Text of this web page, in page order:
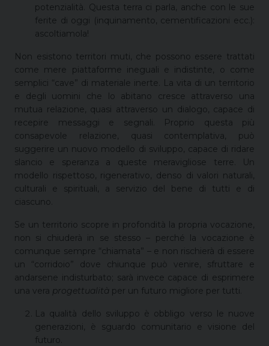
potenzialità. Questa terra ci parla, anche con le sue
ferite di oggi (inquinamento, cementificazioni ecc.):
ascoltiamola!
Non esistono territori muti, che possono essere trattati
come mere piattaforme ineguali e indistinte, o come
semplici “cave” di materiale inerte. La vita di un territorio
e degli uomini che lo abitano cresce attraverso una
mutua relazione, quasi attraverso un dialogo, capace di
recepire messaggi e segnali. Proprio questa più
consapevole relazione, quasi contemplativa, può
suggerire un nuovo modello di sviluppo, capace di ridare
slancio e speranza a queste meravigliose terre. Un
modello rispettoso, rigenerativo, denso di valori naturali,
culturali e spirituali, a servizio del bene di tutti e di
ciascuno.
Se un territorio scopre in profondità la propria vocazione,
non si chiuderà in se stesso – perché la vocazione è
comunque sempre “chiamata” – e non rischierà di essere
un “corridoio” dove chiunque può venire, sfruttare e
andarsene indisturbato; sarà invece capace di esprimere
una vera progettualità per un futuro migliore per tutti.
La qualità dello sviluppo è obbligo verso le nuove
generazioni, è sguardo comunitario e visione del
futuro.